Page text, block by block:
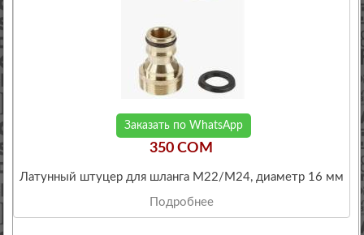
Заказать по WhatsApp
350 COM
Латунный штуцер для шланга M22/М24, диаметр 16 мм
Подробнее